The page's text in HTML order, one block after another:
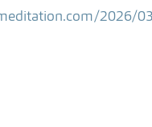
2026/